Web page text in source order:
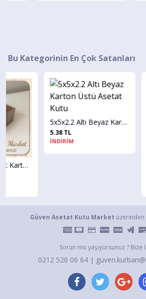
Bu Kategorinin En Çok Satanları
5x5x2.2 Altı Kraft Karton Üstü Asetat Kutu
5x5x2.2 Altı Beyaz Karton Üstü Asetat Kutu
5.38 TL
İNDİRİM
Güven Asetat Kutu Market üzerinden
Sorun mu yaşıyorsunuz ? Bize
0212 526 06 64 |